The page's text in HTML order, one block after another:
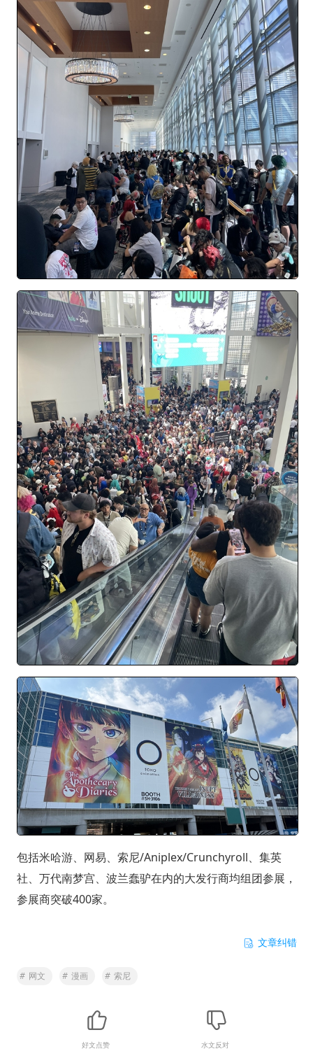
包括米哈游、网易、索尼/Aniplex/Crunchyroll、集英
社、万代南梦宫、波兰蠢驴在内的大发行商均组团参展，
参展商突破400家。
文章纠错
# 网文 # 漫画 # 索尼
好文点赞 水文反对